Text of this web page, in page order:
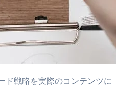
ド戦略を実際のコンテンツに